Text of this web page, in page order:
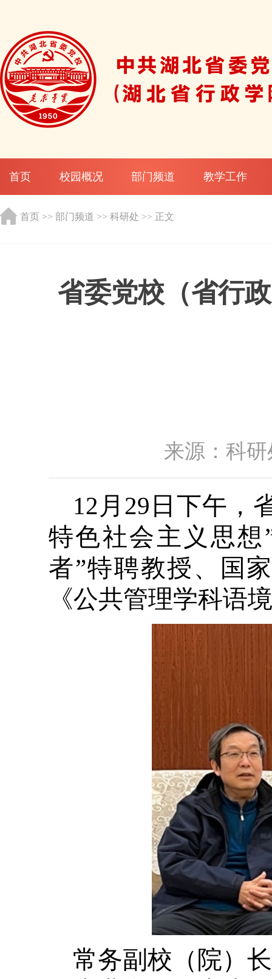
首页 校园概况 部门频道 教学工作
首页 >> 部门频道 >> 科研处 >> 正文
省委党校（省行
来源：科
12月29日下午，
特色社会主义思
者”特聘教授、国
《公共管理学科语
常务副校（院）